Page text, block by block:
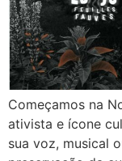
Começamos na
ativista e ícone
sua voz, musical